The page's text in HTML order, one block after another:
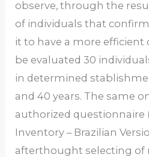
observe, through the
of individuals that
it to have a more
be evaluated 30
in determined
and 40 years. The same
authorized questionnaire
Inventory – Brazilian
afterthought selecting of